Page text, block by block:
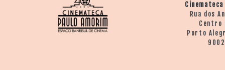
Rua dos
Centro
Porto